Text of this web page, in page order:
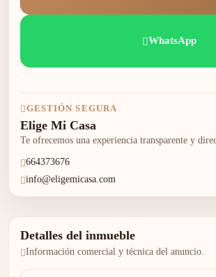
WhatsApp
GESTIÓN SEGURA
Elige Mi Casa
Te ofrecemos una experiencia transparente y
664373676
info@eligemicasa.com
Detalles del inmueble
Información comercial y técnica del anuncio.